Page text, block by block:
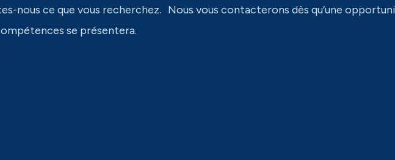
nous ce que vous recherchez. Nous vous contacterons dès qu’une
se présentera.